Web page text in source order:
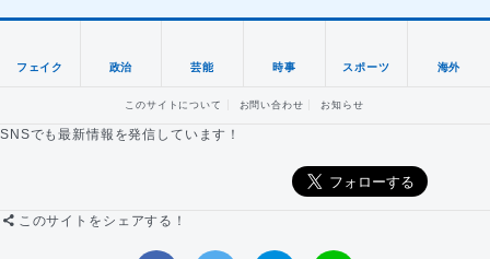
フェイク 政治 芸能 時事 スポーツ 海外
このサイトについて お問い合わせ お知らせ
SNSでも最新情報を発信しています！
このサイトをシェアする！